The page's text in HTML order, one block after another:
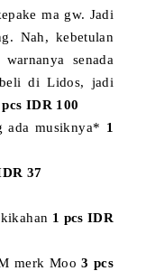
ma gw. Jadi
Nah, kebetulan
senada
di Lidos, jadi
pcs IDR 100
ada musiknya* 1
37
1 pcs IDR
merk Moo3 pcs